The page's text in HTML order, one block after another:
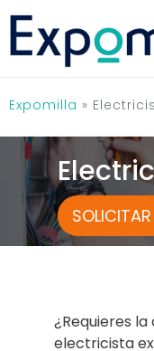
Saltar
contenido
Expomilla »
¿Requieres
electricista